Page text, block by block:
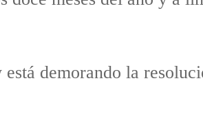
demorando la